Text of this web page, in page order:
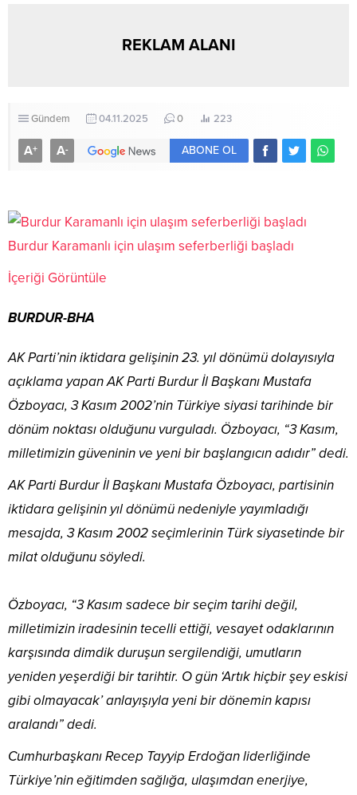
REKLAM ALANI
Gündem 04.11.2025 0 223
A+ A- ABONE OL
Burdur Karamanlı için ulaşım seferberliği başladı
İçeriği Görüntüle
BURDUR-BHA
AK Parti’nin iktidara gelişinin 23. yıl dönümü dolayısıyla
açıklama yapan AK Parti Burdur İl Başkanı Mustafa
Özboyacı, 3 Kasım 2002’nin Türkiye siyasi tarihinde bir
dönüm noktası olduğunu vurguladı. Özboyacı, “3 Kasım,
milletimizin güveninin ve yeni bir başlangıcın adıdır” dedi.
AK Parti Burdur İl Başkanı Mustafa Özboyacı, partisinin
iktidara gelişinin yıl dönümü nedeniyle yayımladığı
mesajda, 3 Kasım 2002 seçimlerinin Türk siyasetinde bir
milat olduğunu söyledi.
Özboyacı, “3 Kasım sadece bir seçim tarihi değil,
milletimizin iradesinin tecelli ettiği, vesayet odaklarının
karşısında dimdik duruşun sergilendiği, umutların
yeniden yeşerdiği bir tarihtir. O gün ‘Artık hiçbir şey eskisi
gibi olmayacak’ anlayışıyla yeni bir dönemin kapısı
aralandı” dedi.
Cumhurbaşkanı Recep Tayyip Erdoğan liderliğinde
Türkiye’nin eğitimden sağlığa, ulaşımdan enerjiye,